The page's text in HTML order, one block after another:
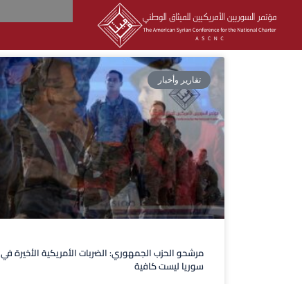
تقارير وأخبار
مرشحو الحزب الجمهوري: الضربات الأمريكية الأخيرة في
سوريا ليست كافية